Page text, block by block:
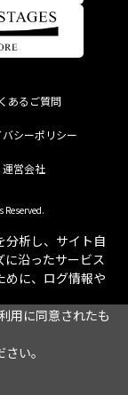
あるご質問
バシーポリシー
運営会社
Reserved.
分析し、サイト自
沿ったサービス
めに、ログ情報や
用に同意されたも
い。